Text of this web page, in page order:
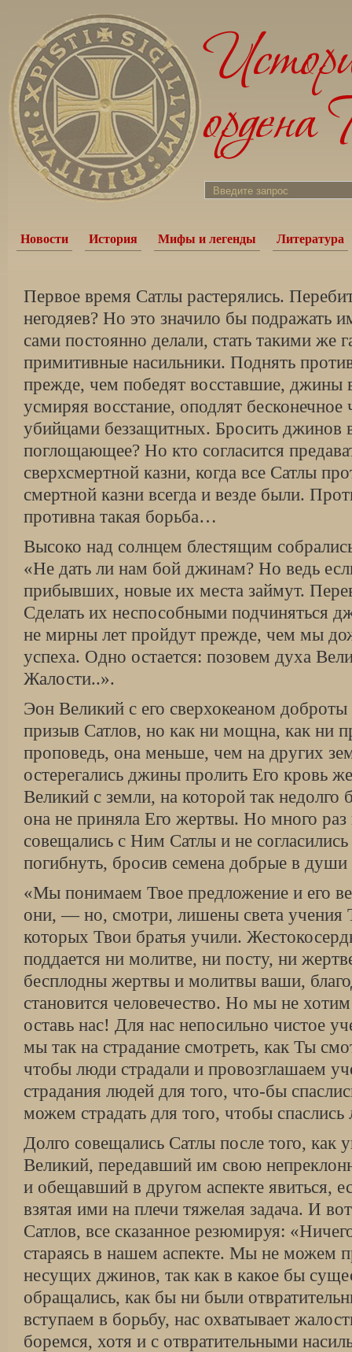
Новости История Мифы и легенды Литература
Первое время Сатлы растерялись.
негодяев? Но это значило бы подражать
сами постоянно делали, стать такими же
примитивные насильники. Поднять
прежде, чем победят восставшие, джины
усмиряя восстание, оподлят
убийцами беззащитных. Бросить джинов
поглощающее? Но кто согласится
сверхсмертной казни, когда все Сатлы
смертной казни всегда и везде были.
противна такая борьба…
Высоко над солнцем блестящим
«Не дать ли нам бой джинам? Но ведь
прибывших, новые их места займут.
Сделать их неспособными подчиняться
не мирны лет пройдут прежде, чем мы
успеха. Одно остается: позовем духа
Жалости..».
Эон Великий с его сверхокеаном
призыв Сатлов, но как ни мощна, как ни
проповедь, она меньше, чем на других
остерегались джины пролить Его кровь
Великий с земли, на которой так недолго
она не приняла Его жертвы. Но много раз
совещались с Ним Сатлы и не
погибнуть, бросив семена добрые в
«Мы понимаем Твое предложение и его
они, — но, смотри, лишены света учения
которых Твои братья учили.
поддается ни молитве, ни посту, ни
бесплодны жертвы и молитвы ваши,
становится человечество. Но мы не
оставь нас! Для нас непосильно чистое
мы так на страдание смотреть, как Ты
чтобы люди страдали и провозглашаем
страдания людей для того, что-бы
можем страдать для того, чтобы
Долго совещались Сатлы после того, как
Великий, передавший им свою
и обещавший в другом аспекте явиться,
взятая ими на плечи тяжелая задача. И
Сатлов, все сказанное резюмируя:
стараясь в нашем аспекте. Мы не можем
несущих джинов, так как в какое бы
обращались, как бы ни были
вступаем в борьбу, нас охватывает
боремся, хотя и с отвратительными